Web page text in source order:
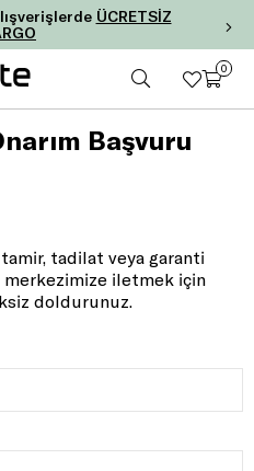
ÜCRETSİZ
0
Başvuru
tadilat veya garanti
iletmek için
doldurunuz.